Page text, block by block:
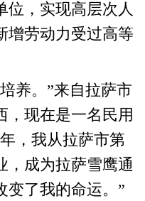
位，实现高层次人
增劳动力受过高等
。”来自拉萨市
，现在是一名民用
，我从拉萨市第
，成为拉萨雪鹰通
变了我的命运。”